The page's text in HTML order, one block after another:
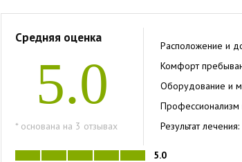
Средняя оценка
5.0
* основана на 3 отзывах
Расположение и
Комфорт
Оборудование и
Профессионализм
Результат лечения:
5.0